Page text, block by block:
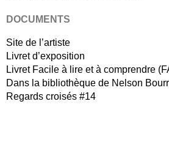
DOCUMENTS
Site de l’artiste
Livret d’exposition
Livret Facile à lire et à comprendre
Dans la bibliothèque de Nelson
Regards croisés #14